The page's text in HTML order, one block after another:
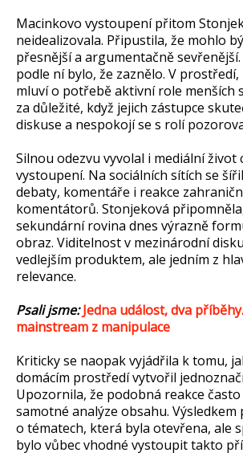
Macinkovo vystoupení přitom
neidealizovala. Připustila, že mohlo
přesnější a argumentačně
podle ní bylo, že zaznělo. V prostředí,
mluví o potřebě aktivní role menších
za důležité, když jejich zástupce
diskuse a nespokojí se s rolí
Silnou odezvu vyvolal i mediální život
vystoupení. Na sociálních sítích se
debaty, komentáře i reakce
komentátorů. Stonjeková
sekundární rovina dnes výrazně
obraz. Viditelnost v mezinárodní
vedlejším produktem, ale jedním z
relevance.
Psali jsme:Jedna událost, dva
mainstream z manipulace
Kriticky se naopak vyjádřila k tomu,
domácím prostředí vytvořil
Upozornila, že podobná reakce
samotné analýze obsahu. Výsledkem
o tématech, která byla otevřena, ale
bylo vůbec vhodné vystoupit takto